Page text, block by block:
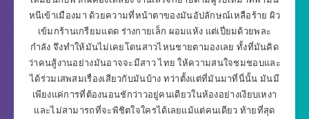
หนีเข้าเมืองมา ด้วยความที่หน้าตาของมันอัปลักษณ์เหลือร้าย ผิว
เข้มกร้านเกรียมแดด ร่างกายเล็ก ผอมแห้ง แต่เปี่ยมด้วยพละ
กำลัง จึงทำให้มันไม่เคยโดนสาวไหนชายตามองเลย ทั้งที่มันคิด
ว่าคนสู้งานอย่างมันอาจจะมีสาว ไทย ให้ความสนใจชมชอบและ
ได้ร่วมเสพสมเรื่องเสียวกับมันบ้าง ทว่าตั้งแต่ที่มันมาที่นี่นั้น มันมี
เพียงแค่การที่ต้องนอนชักว่าวอยู่คนเดียวในห้องอย่างเงียบเหงา
และไม่สามารถที่จะพิชิตใจใครได้เลยแม้แต่คนเดียว ท้ายที่สุด